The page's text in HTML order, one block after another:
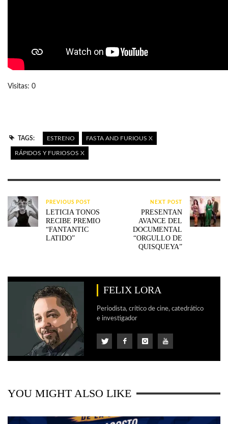
Visitas: 0
TAGS: ESTRENO FASTA AND FURIOUS X
RÁPIDOS Y FURIOSOS X
PREVIOUS POST
LETICIA TONOS
RECIBE PREMIO
“FANTANTIC
LATIDO”
NEXT POST
PRESENTAN
AVANCE DEL
DOCUMENTAL
“ORGULLO DE
QUISQUEYA”
FELIX LORA
Periodista, crítico de cine, catedrático
e investigador
YOU MIGHT ALSO LIKE